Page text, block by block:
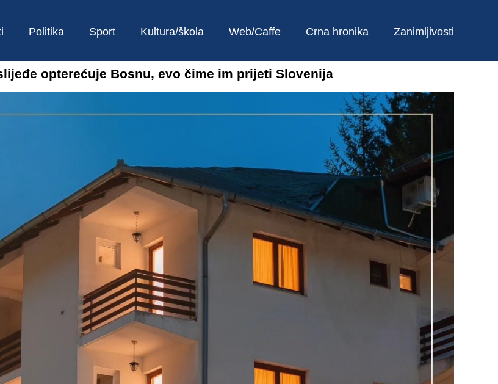
Politika Sport Kultura/škola Web/Caffe Crna hronika Zanimljivosti
opterećuje Bosnu, evo čime im prijeti Slovenija